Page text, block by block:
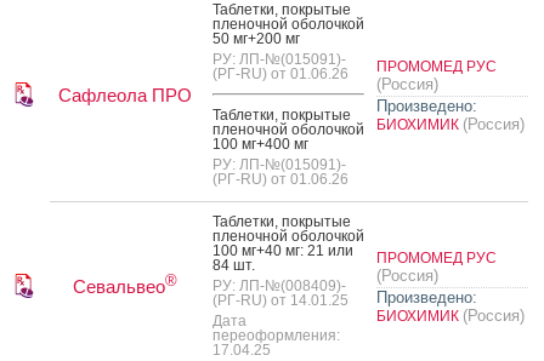
Сафлеола ПРО
Таб­летки, пок­ры­тые
пле­ноч­ной обо­лоч­кой
50 мг+200 мг
РУ: ЛП-№(015091)-
(РГ-RU) от 01.06.26
Таб­летки, пок­ры­тые
пле­ноч­ной обо­лоч­кой
100 мг+400 мг
РУ: ЛП-№(015091)-
(РГ-RU) от 01.06.26
ПРОМОМЕД РУС
(Россия)
Произведено:
БИОХИМИК (Россия)
Севальвео®
Таб­летки, пок­ры­тые
пле­ноч­ной обо­лоч­кой
100 мг+40 мг: 21 или
84 шт.
РУ: ЛП-№(008409)-
(РГ-RU) от 14.01.25
Дата
переоформления:
17.04.25
ПРОМОМЕД РУС
(Россия)
Произведено:
БИОХИМИК (Россия)